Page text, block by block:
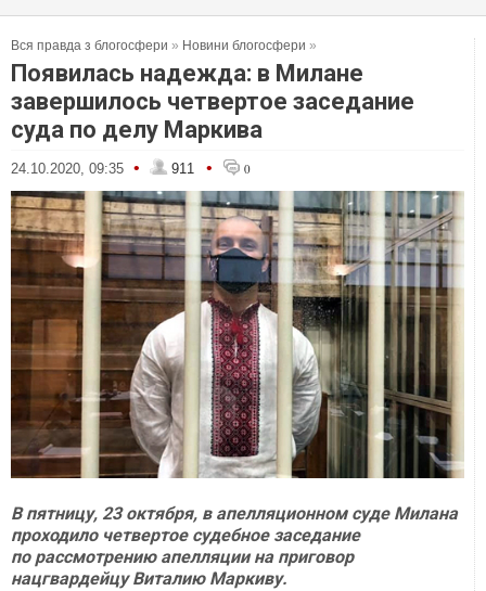
Вся правда з блогосфери » Новини блогосфери »
Появилась надежда: в Милане
завершилось четвертое заседание
суда по делу Маркива
24.10.2020, 09:35 • 911 • 0
В пятницу, 23 октября, в апелляционном суде Милана
проходило четвертое судебное заседание
по рассмотрению апелляции на приговор
нацгвардейцу Виталию Маркиву.